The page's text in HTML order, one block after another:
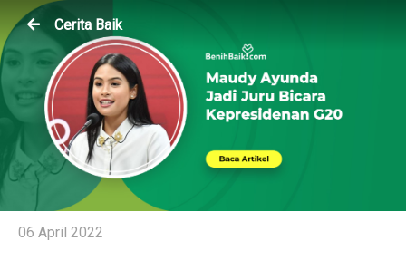
Cerita Baik
06 April 2022